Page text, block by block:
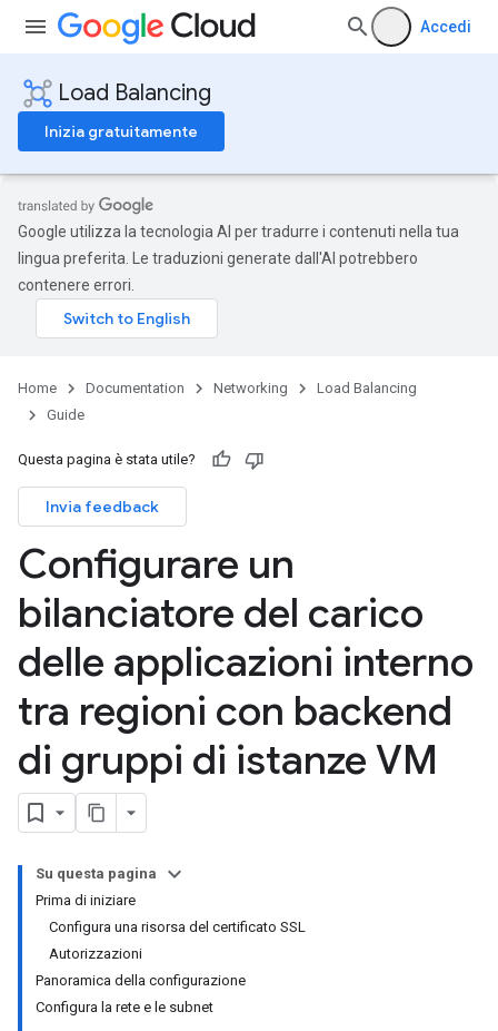
Accedi
Load Balancing
Inizia gratuitamente
Google utilizza la tecnologia AI per tradurre i contenuti nella tua
lingua preferita. Le traduzioni generate dall'AI potrebbero
contenere errori.
Home Documentation Networking
Load Balancing
Guide
Questa pagina è stata utile?
Invia feedback
Configurare un
bilanciatore del carico
delle applicazioni interno
tra regioni con backend
di gruppi di istanze VM
Su questa pagina
Prima di iniziare
Configura una risorsa del certificato SSL
Autorizzazioni
Panoramica della configurazione
Configura la rete e le subnet